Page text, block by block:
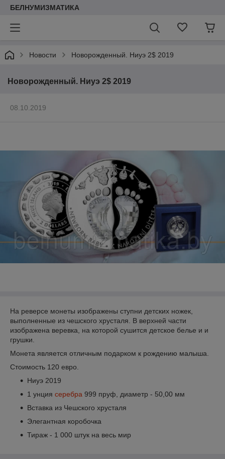
БЕЛНУМИЗМАТИКА
Новости Новорожденный. Ниуэ 2$ 2019
Новорожденный. Ниуэ 2$ 2019
08.10.2019
На реверсе монеты изображены ступни детских ножек,
выполненные из чешского хрусталя. В верхней части
изображена веревка, на которой сушится детское белье и и
грушки.
Монета является отличным подарком к рождению малыша.
Стоимость 120 евро.
Ниуэ 2019
1 унция серебра 999 пруф, диаметр - 50,00 мм
Вставка из Чешского хрусталя
Элегантная коробочка
Тираж - 1 000 штук на весь мир